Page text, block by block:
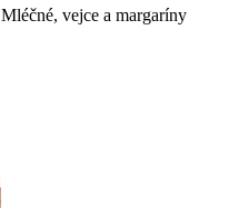
Mléčné, vejce a margaríny